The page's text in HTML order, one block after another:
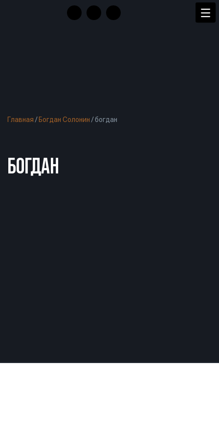
Главная / Богдан Солонин /богдан
БОГДАН